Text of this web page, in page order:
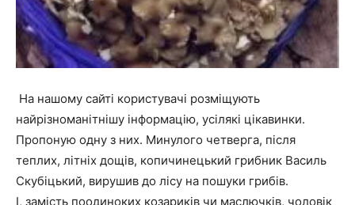
На нашому сайті користувачі розміщують
найрізноманітнішу інформацію, усілякі цікавинки.
Пропоную одну з них. Минулого четверга, після
теплих, літніх дощів, копичинецький грибник Василь
Скубіцький, вирушив до лісу на пошуки грибів.
І, замість поодиноких козариків чи маслючків, чоловік